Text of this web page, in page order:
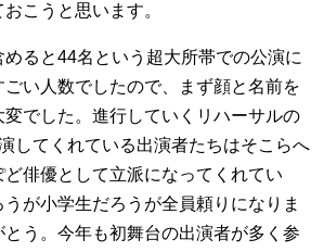
こうと思います。
ると44名という超大所帯での公演に
い人数でしたので、まず顔と名前を
でした。進行していくリハーサルの
してくれている出演者たちはそこらへ
俳優として立派になってくれてい
が小学生だろうが全員頼りになりま
とう。今年も初舞台の出演者が多く参